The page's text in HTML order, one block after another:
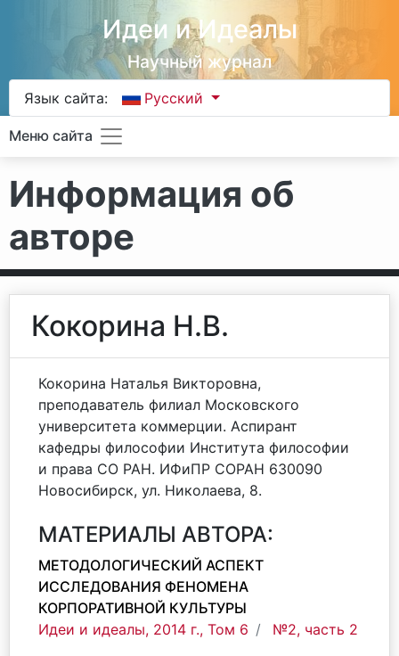
Идеи и Идеалы
Научный журнал
Язык сайта: Русский
Меню сайта
Информация об
авторе
Кокорина Н.В.
Кокорина Наталья Викторовна,
преподаватель филиал Московского
университета коммерции. Аспирант
кафедры философии Института философии
и права СО РАН. ИФиПР СОРАН 630090
Новосибирск, ул. Николаева, 8.
МАТЕРИАЛЫ АВТОРА:
МЕТОДОЛОГИЧЕСКИЙ АСПЕКТ
ИССЛЕДОВАНИЯ ФЕНОМЕНА
КОРПОРАТИВНОЙ КУЛЬТУРЫ
Идеи и идеалы, 2014 г., Том 6
№2, часть 2